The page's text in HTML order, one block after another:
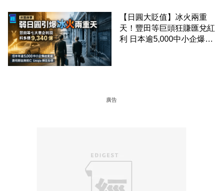
【日圓大貶值】冰火兩重
天！豐田等巨頭狂賺匯兌紅
利 日本逾5,000中小企爆結
廣告